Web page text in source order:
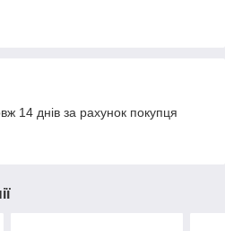
14 днів за рахунок покупця